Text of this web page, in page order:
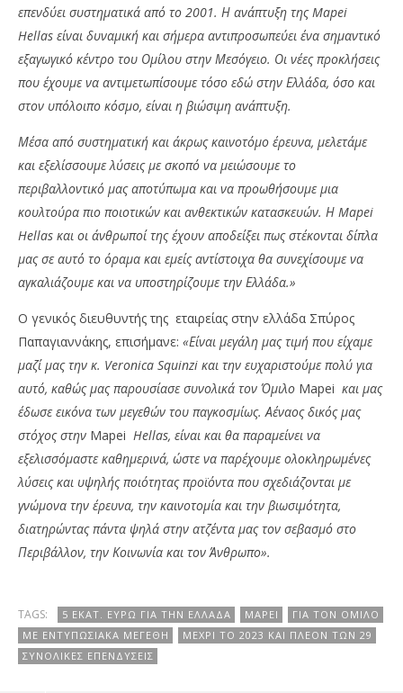
επενδύει συστηματικά από το 2001. Η ανάπτυξη της Mapei
Hellas είναι δυναμική και σήμερα αντιπροσωπεύει ένα σημαντικό
εξαγωγικό κέντρο του Ομίλου στην Μεσόγειο. Οι νέες προκλήσεις
που έχουμε να αντιμετωπίσουμε τόσο εδώ στην Ελλάδα, όσο και
στον υπόλοιπο κόσμο, είναι η βιώσιμη ανάπτυξη.
Μέσα από συστηματική και άκρως καινοτόμο έρευνα, μελετάμε
και εξελίσσουμε λύσεις με σκοπό να μειώσουμε το
περιβαλλοντικό μας αποτύπωμα και να προωθήσουμε μια
κουλτούρα πιο ποιοτικών και ανθεκτικών κατασκευών. Η Mapei
Hellas και οι άνθρωποί της έχουν αποδείξει πως στέκονται δίπλα
μας σε αυτό το όραμα και εμείς αντίστοιχα θα συνεχίσουμε να
αγκαλιάζουμε και να υποστηρίζουμε την Ελλάδα.»
Ο γενικός διευθυντής της εταιρείας στην ελλάδα Σπύρος
Παπαγιαννάκης, επισήμανε: «Είναι μεγάλη μας τιμή που είχαμε
μαζί μας την κ. Veronica Squinzi και την ευχαριστούμε πολύ για
αυτό, καθώς μας παρουσίασε συνολικά τον Όμιλο Mapei και μας
έδωσε εικόνα των μεγεθών του παγκοσμίως. Αέναος δικός μας
στόχος στην Mapei Hellas, είναι και θα παραμείνει να
εξελισσόμαστε καθημερινά, ώστε να παρέχουμε ολοκληρωμένες
λύσεις και υψηλής ποιότητας προϊόντα που σχεδιάζονται με
γνώμονα την έρευνα, την καινοτομία και την βιωσιμότητα,
διατηρώντας πάντα ψηλά στην ατζέντα μας τον σεβασμό στο
Περιβάλλον, την Κοινωνία και τον Άνθρωπο».
TAGS: 5 ΕΚΑΤ. ΕΥΡΏ ΓΙΑ ΤΗΝ ΕΛΛΆΔΑ MAPEI
ΓΙΑ ΤΟΝ ΌΜΙΛΟ
ΜΕ ΕΝΤΥΠΩΣΙΑΚΆ ΜΕΓΈΘΗ
ΜΈΧΡΙ ΤΟ 2023 ΚΑΙ ΠΛΈΟΝ ΤΩΝ 29
ΣΥΝΟΛΙΚΈΣ ΕΠΕΝΔΎΣΕΙΣ